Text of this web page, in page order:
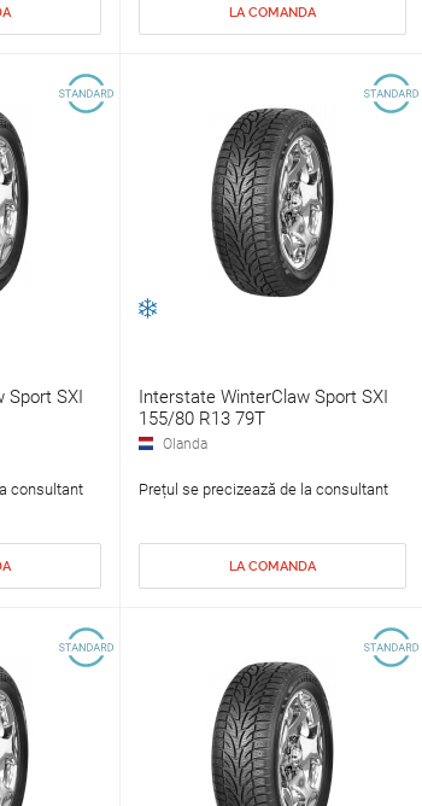
LA COMANDA
Sport SXI
consultant
Interstate WinterClaw Sport SXI
155/80 R13 79T
Olanda
Prețul se precizează de la consultant
LA COMANDA